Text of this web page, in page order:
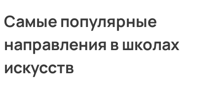
Самые популярные
направления в школах
искусств